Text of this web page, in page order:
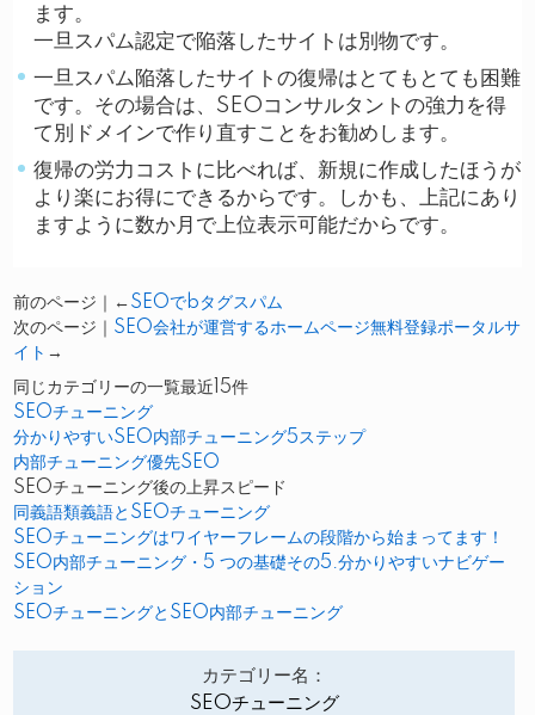
ます。
一旦スパム認定で陥落したサイトは別物です。
一旦スパム陥落したサイトの復帰はとてもとても困難
です。その場合は、SEOコンサルタントの強力を得
て別ドメインで作り直すことをお勧めします。
復帰の労力コストに比べれば、新規に作成したほうが
より楽にお得にできるからです。しかも、上記にあり
ますように数か月で上位表示可能だからです。
前のページ｜←SEOでbタグスパム
次のページ｜ SEO会社が運営するホームページ無料登録ポータルサ
イト →
同じカテゴリーの一覧最近15件
SEOチューニング
分かりやすいSEO内部チューニング5ステップ
内部チューニング優先SEO
SEOチューニング後の上昇スピード
同義語類義語とSEOチューニング
SEOチューニングはワイヤーフレームの段階から始まってます！
SEO内部チューニング・5 つの基礎その5.分かりやすいナビゲー
ション
SEOチューニングとSEO内部チューニング
カテゴリー名：
SEOチューニング